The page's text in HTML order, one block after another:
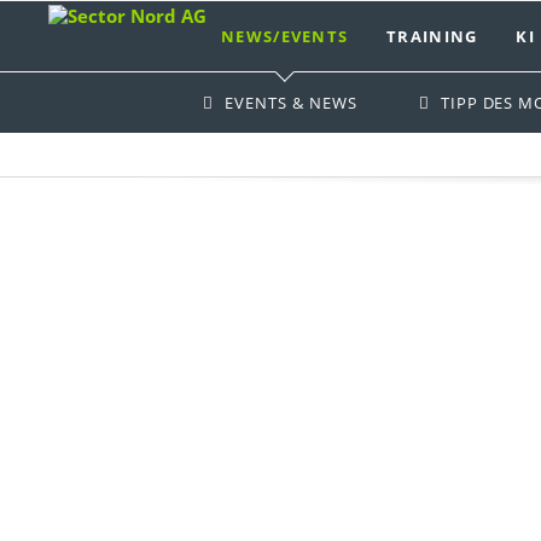
NEWS/EVENTS TRAINING KI
Über uns
SNAG-
EVENTS & NEWS TIPP DES